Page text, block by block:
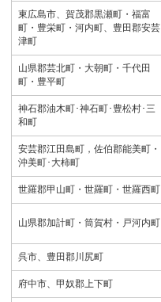
東広島市、賀茂郡黒瀬町・福富
町・豊栄町・河内町、豊田郡安芸
津町
山県郡芸北町・大朝町・千代田
町・豊平町
神石郡油木町･神石町･豊松村･三
和町
安芸郡江田島町，佐伯郡能美町・
沖美町･大柿町
世羅郡甲山町・世羅町・世羅西町
山県郡加計町・筒賀村・戸河内町
呉市、豊田郡川尻町
府中市、甲奴郡上下町